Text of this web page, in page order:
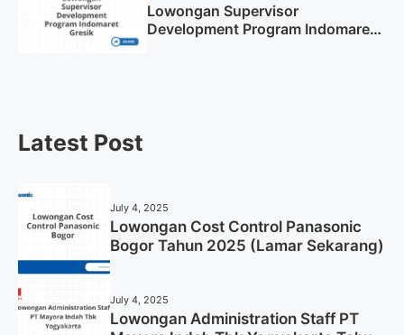
Lowongan Supervisor
Development Program Indomaret
Latest Post
July 4, 2025
Lowongan Cost Control Panasonic
Bogor Tahun 2025 (Lamar Sekarang)
July 4, 2025
Lowongan Administration Staff PT